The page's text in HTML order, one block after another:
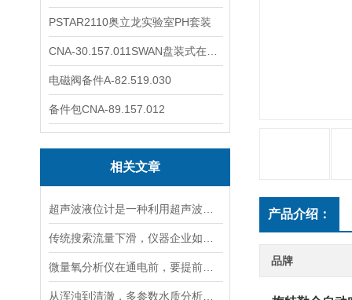
PSTAR2110奥立龙实验室PH套装
电磁阀备件A-82.519.030
备件包CNA-89.157.012
相关文章
产品介绍：
品牌